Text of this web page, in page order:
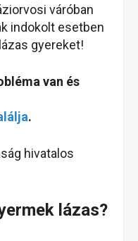
váróban
indokolt esetben
gyereket!
van és
.
hivatalos
lázas?